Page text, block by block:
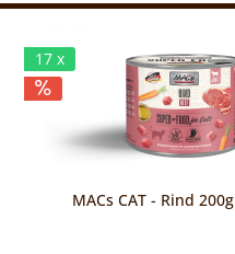
17 x
MACs CAT - Rind 200g